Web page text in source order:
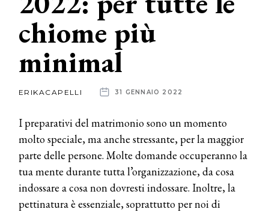
News
dalle
aziende
chiome più
minimal
ERIKACAPELLI 31 GENNAIO 2022
I preparativi del matrimonio sono un momento
molto speciale, ma anche stressante, per la maggior
parte delle persone. Molte domande occuperanno la
tua mente durante tutta l’organizzazione, da cosa
indossare a cosa non dovresti indossare. Inoltre, la
pettinatura è essenziale, soprattutto per noi di